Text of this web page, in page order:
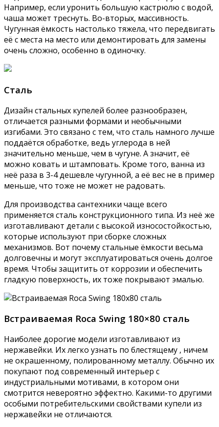
Например, если уронить большую кастрюлю с водой,
чаша может треснуть. Во-вторых, массивность.
Чугунная ёмкость настолько тяжела, что передвигать
её с места на место или демонтировать для замены
очень сложно, особенно в одиночку.
Сталь
Дизайн стальных купелей более разнообразен,
отличается разными формами и необычными
изгибами. Это связано с тем, что сталь намного лучше
поддаётся обработке, ведь углерода в ней
значительно меньше, чем в чугуне. А значит, её
можно ковать и штамповать. Кроме того, ванна из
неё раза в 3-4 дешевле чугунной, а её вес не в пример
меньше, что тоже не может не радовать.
Для производства сантехники чаще всего
применяется сталь конструкционного типа. Из неё же
изготавливают детали с высокой износостойкостью,
которые используют при сборке сложных
механизмов. Вот почему стальные ёмкости весьма
долговечны и могут эксплуатироваться очень долгое
время. Чтобы защитить от коррозии и обеспечить
гладкую поверхность, их тоже покрывают эмалью.
Встраиваемая Roca Swing 180×80 сталь
Наиболее дорогие модели изготавливают из
нержавейки. Их легко узнать по блестящему , ничем
не окрашенному, полированному металлу. Обычно их
покупают под современный интерьер с
индустриальными мотивами, в котором они
смотрится невероятно эффектно. Какими-то другими
особыми потребительскими свойствами купели из
нержавейки не отличаются.